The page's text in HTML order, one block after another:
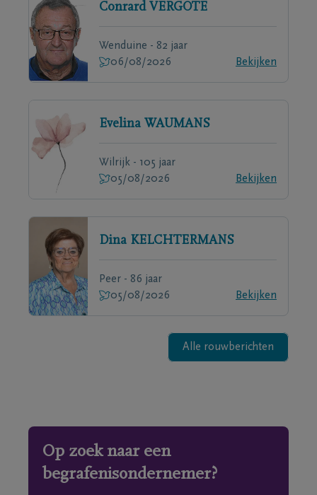
Conrard VERGOTE
Wenduine - 82 jaar
06/08/2026
Bekijken
Evelina WAUMANS
Wilrijk - 105 jaar
05/08/2026
Bekijken
Dina KELCHTERMANS
Peer - 86 jaar
05/08/2026
Bekijken
Alle rouwberichten
Op zoek naar een
begrafenisondernemer?